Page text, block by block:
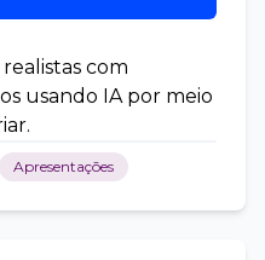
com
usando IA por meio
Apresentações